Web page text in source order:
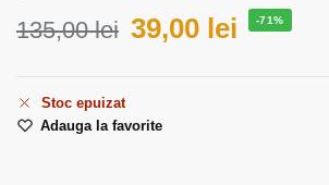
135,00lei 39,00 lei -71%
Stoc epuizat
Adauga la favorite